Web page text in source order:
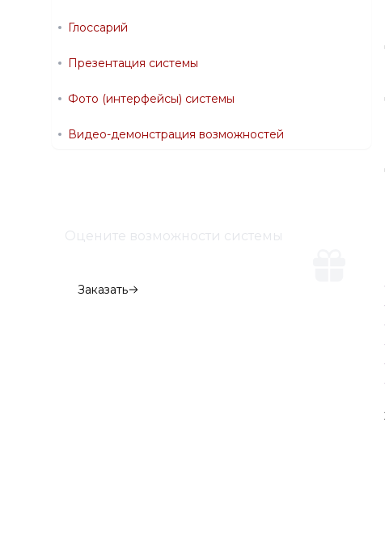
Глоссарий
Презентация системы
Фото (интерфейсы) системы
Видео-демонстрация возможностей
Оцените возможности системы
Заказать